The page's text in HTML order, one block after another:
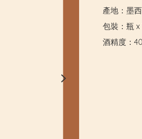
產地：墨
包裝：瓶 x
酒精度：